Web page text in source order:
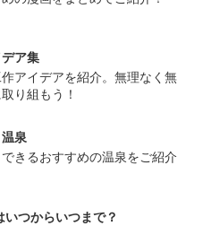
ア集
アイデアを紹介。無理なく無
り組もう！
泉
きるおすすめの温泉をご紹介
つからいつまで？